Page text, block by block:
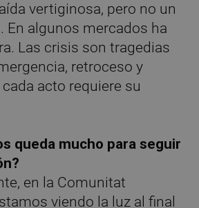
vertiginosa, pero no un
En algunos mercados ha
Las crisis son tragedias
retroceso y
acto requiere su
queda mucho para seguir
en la Comunitat
viendo la luz al final